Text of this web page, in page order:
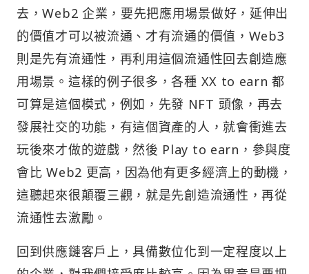
去，Web2 企業，要先把應用場景做好，延伸出
的價值才可以被流通、才有流通的價值，Web3
則是先有流通性，再利用這個流通性回去創造應
用場景。這樣的例子很多，各種 XX to earn 都
可算是這個模式，例如，先發 NFT 頭像，再去
發展社交的功能，有這個資產的人，就會衝進去
玩後來才做的遊戲，然後 Play to earn，參與度
會比 Web2 更高，因為他有更多經濟上的動機，
這聽起來很顛覆三觀，就是先創造流通性，再從
流通性去激勵。
回到供應鏈客戶上，具備數位化到一定程度以上